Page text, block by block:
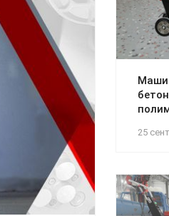
25